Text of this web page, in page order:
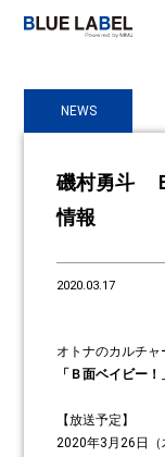
磯村勇斗
情報
2020.03.17
オトナのカルチャ
「Ｂ面ベイビー！
【放送予定】
2020年3月26日（
NEWS